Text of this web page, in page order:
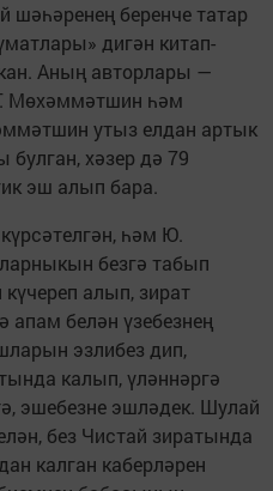
шәһәренең беренче татар
дигән китап-
Аның авторлары —
Мөхәммәтшин һәм
утыз елдан артык
булган, хәзер дә 79
эш алып бара.
һәм Ю.
безгә табып
алып, зират
апам белән үзебезнең
эзлибез дип,
калып, үләннәргә
эшебезне эшләдек. Шулай
без Чистай зиратында
калган каберләрен